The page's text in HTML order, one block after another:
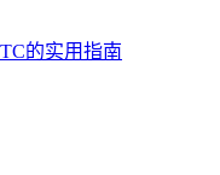
的实用指南